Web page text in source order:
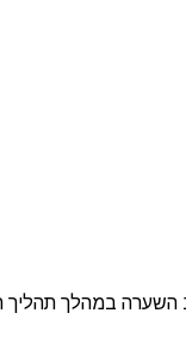
השערה במהלך